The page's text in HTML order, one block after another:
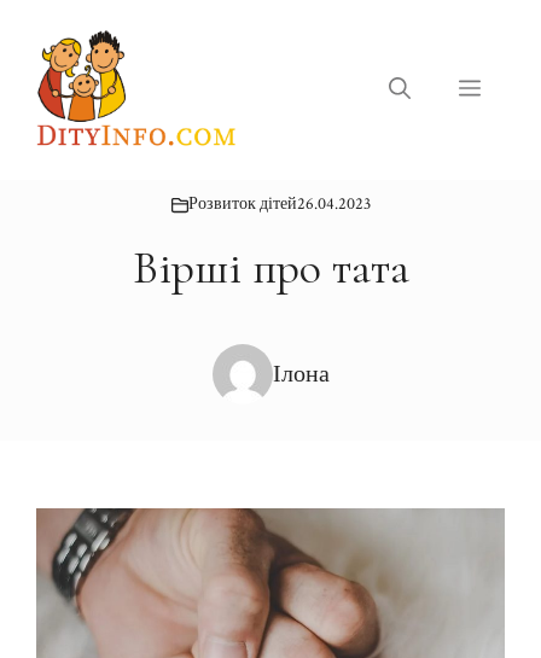
вмісту
Меню
Розвиток дітей26.04.2023
Вірші про тата
Ілона